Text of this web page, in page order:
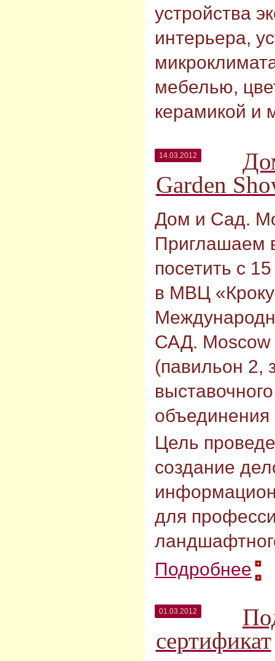
устройства
интерьера,
мебелью,
керамикой и
14.03.2012
Garden
Дом и Сад.
Приглашаем
посетить с
в МВЦ
САД. Moscow
(павильон 2,
объединения
Цель
создание
для
Подробнее
01.03.2012
сертификат